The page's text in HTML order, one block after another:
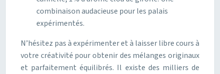
combinaison audacieuse pour les palais
expérimentés.
N’hésitez pas à expérimenter et à laisser libre cours à
votre créativité pour obtenir des mélanges originaux
et parfaitement équilibrés. Il existe des milliers de